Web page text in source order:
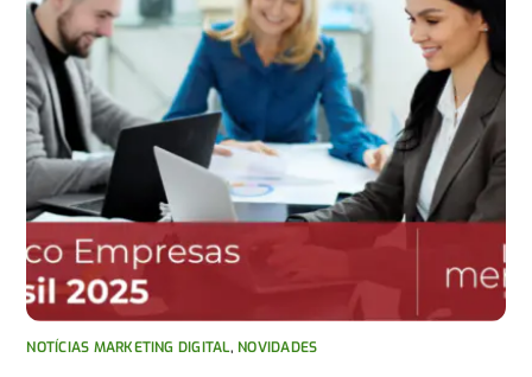
NOTÍCIAS MARKETING DIGITAL, NOVIDADES